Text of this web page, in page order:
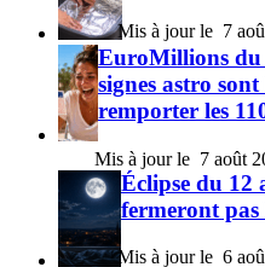
7
EuroMillions du
signes astro
remporter les
7 août
Éclipse du 12
fermeront
6